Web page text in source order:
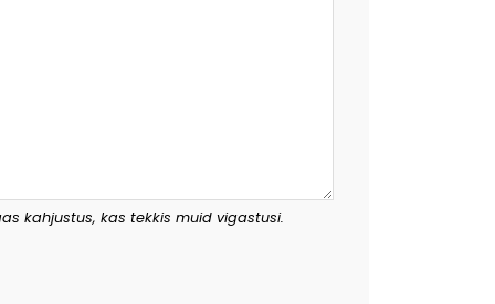
kahjustus, kas tekkis muid vigastusi.